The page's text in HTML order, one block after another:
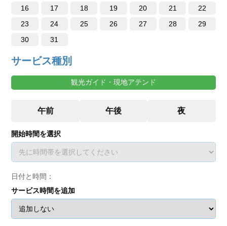
16
17 18 19 20 21
22
23
24 25 26 27 28
29
30
31
サービス種別
観光ガイド・現地アテンド
開始時間を選択
日付と時間：
サービス時間を追加